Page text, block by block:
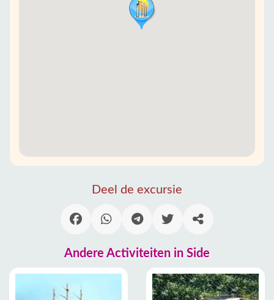
Deel de excursie
Andere Activiteiten in Side